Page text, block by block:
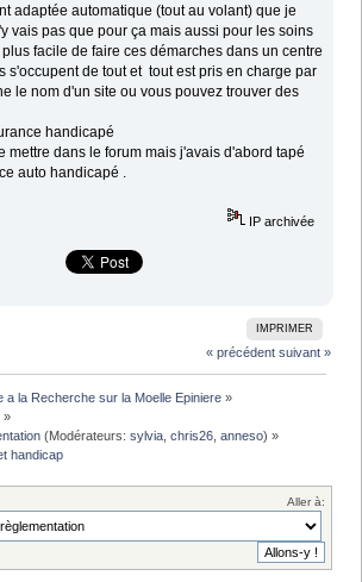
adaptée automatique (tout au volant) que je
vais pas que pour ça mais aussi pour les soins
facile de faire ces démarches dans un centre
s'occupent de tout et tout est pris en charge par
le nom d'un site ou vous pouvez trouver des
handicapé
mettre dans le forum mais j'avais d'abord tapé
auto handicapé .
IP archivée
IMPRIMER
« précédent suivant »
a la Recherche sur la Moelle Epiniere »
»
(Modérateurs:sylvia ,chris26 ,anneso) »
handicap
Aller à: